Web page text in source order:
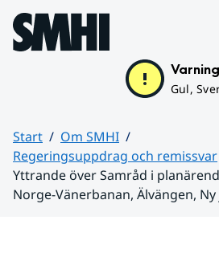
Hoppa till sidans innehåll
Varning
Gul,
Start
Om SMHI
Regeringsuppdrag och remissvar
Yttrande över Samråd i
Norge-Vänerbanan, Älvängen,